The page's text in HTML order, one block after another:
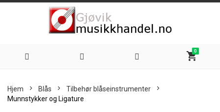
shopping_cart
0
Hjem Blås
Tilbehør blåseinstrumenter
Munnstykker og Ligature